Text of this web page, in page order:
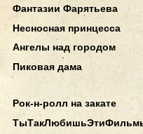
Фантазии Фарятьева
Несносная принцесса
Ангелы над городом
Пиковая дама
Рок-н-ролл на закате